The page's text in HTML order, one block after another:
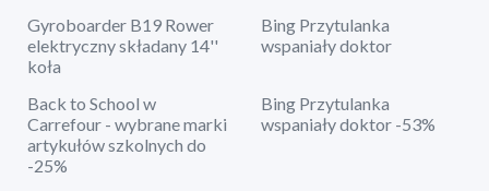
Gyroboarder B19 Rower
elektryczny składany 14''
koła
Bing Przytulanka
wspaniały doktor
Back to School w
Carrefour - wybrane marki
artykułów szkolnych do
-25%
Bing Przytulanka
wspaniały doktor -53%